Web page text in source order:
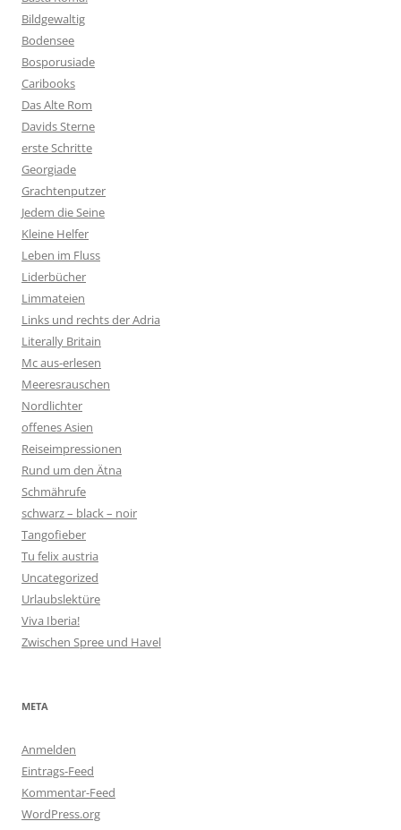
Bildgewaltig
Bodensee
Bosporusiade
Caribooks
Das Alte Rom
Davids Sterne
erste Schritte
Georgiade
Grachtenputzer
Jedem die Seine
Kleine Helfer
Leben im Fluss
Liderbücher
Limmateien
Links und rechts der Adria
Literally Britain
Mc aus-erlesen
Meeresrauschen
Nordlichter
offenes Asien
Reiseimpressionen
Rund um den Ätna
Schmährufe
schwarz – black – noir
Tangofieber
Tu felix austria
Uncategorized
Urlaubslektüre
Viva Iberia!
Zwischen Spree und Havel
META
Anmelden
Eintrags-Feed
Kommentar-Feed
WordPress.org